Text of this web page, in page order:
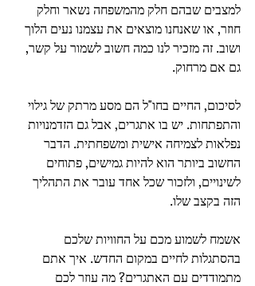
למצבים שבהם חלק מהמשפחה נשאר וחלק
חוזר, או שאנחנו מוצאים את עצמנו נעים הלוך
ושוב. זה מזכיר לנו כמה חשוב לשמור על קשר,
גם אם מרחוק.
לסיכום, החיים בחו"ל הם מסע מרתק של גילוי
והתפתחות. יש בו אתגרים, אבל גם הזדמנויות
נפלאות לצמיחה אישית ומשפחתית. הדבר
החשוב ביותר הוא להיות גמישים, פתוחים
לשינויים, ולזכור שכל אחד עובר את התהליך
הזה בקצב שלו.
אשמח לשמוע מכם על החוויות שלכם
בהסתגלות לחיים במקום החדש. איך אתם
מתמודדים עם האתגרים? מה עוזר לכם